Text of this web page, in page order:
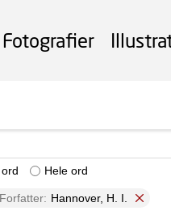
Fotografier
Hele ord
Forfatter: Hannover, H. I.